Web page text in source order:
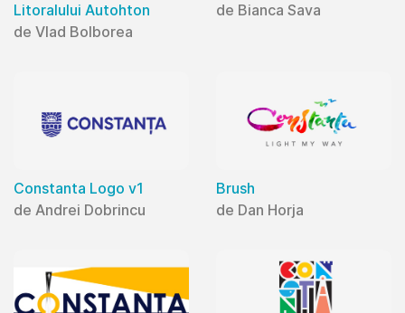
Litoralului Autohton
de Vlad Bolborea
de Bianca Sava
Constanta Logo v1
de Andrei Dobrincu
Brush
de Dan Horja